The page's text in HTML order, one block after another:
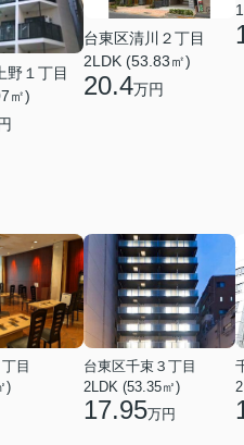
野１丁目
㎡)
台東区清川２丁目
2LDK (53.83㎡)
20.4万円
目
)
台東区千束３丁目
2LDK (53.35㎡)
17.95万円